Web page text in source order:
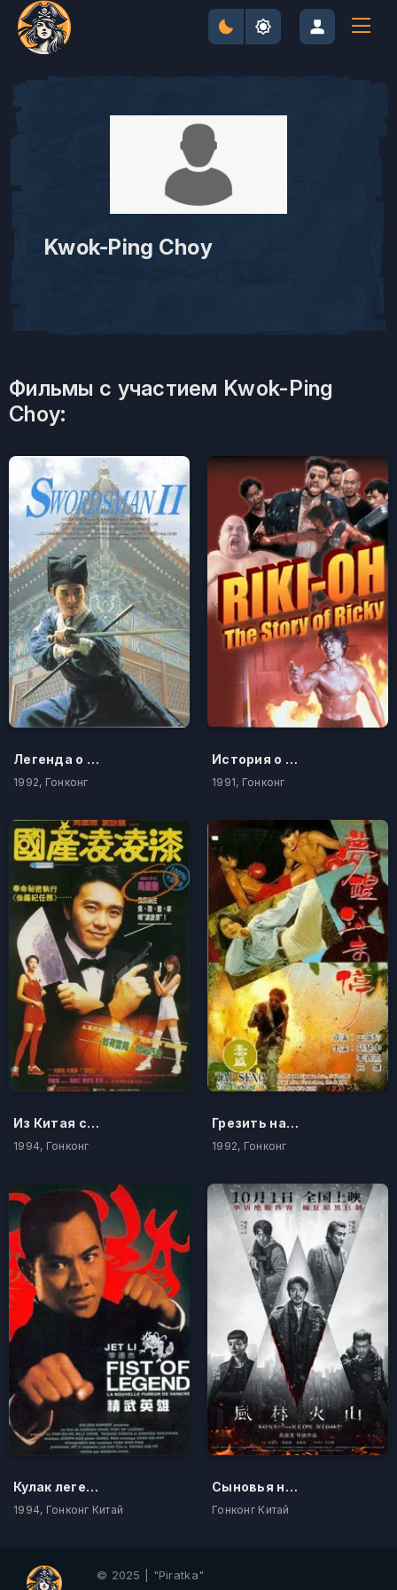
Kwok-Ping Choy
Фильмы с участием Kwok-Ping
Choy:
Легенда о фехтовальщике
1992, Гонконг
История о Рикки
1991, Гонконг
Из Китая с любовью
1994, Гонконг
Грезить наяву
1992, Гонконг
Кулак легенды
1994, Гонконг Китай
Сыновья неоновой ночи
Гонконг Китай
© 2025 | "Piratka"